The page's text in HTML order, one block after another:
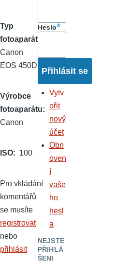
Typ
fotoaparátu
Canon
EOS 450D
Výrobce
fotoaparátu
Canon
ISO 100
Pro vkládání
komentářů
se musíte
registrovat
nebo
přihlásit
Heslo
Vytv
ořit
nový
účet
Obn
oven
í
vaše
ho
hesl
a
NEJSTE
PŘIHLÁ
ŠENI